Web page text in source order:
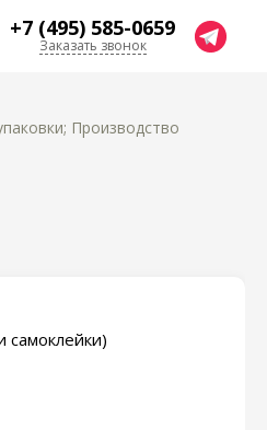
+7 (495) 585-0659
Заказать звонок
Производство
самоклейки)